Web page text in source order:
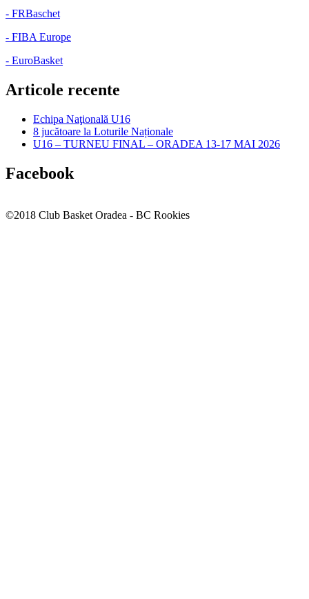
- FRBaschet
- FIBA Europe
- EuroBasket
Articole recente
Echipa Naţională U16
8 jucătoare la Loturile Naționale
U16 – TURNEU FINAL – ORADEA 13-17 MAI 2026
Facebook
©2018 Club Basket Oradea - BC Rookies